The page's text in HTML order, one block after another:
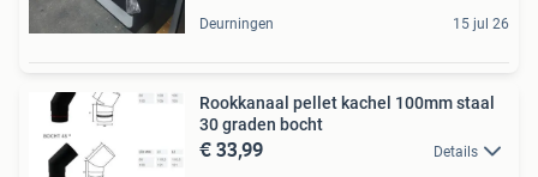
Deurningen 15 jul 26
Rookkanaal pellet kachel 100mm staal
30 graden bocht
€ 33,99 Details